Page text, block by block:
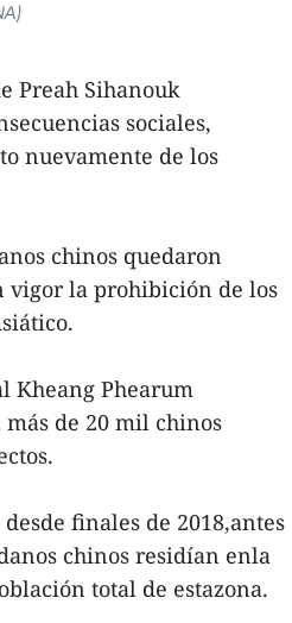
Preah Sihanouk
sociales,
nuevamente de los
chinos quedaron
vigor la prohibición de los
Kheang Phearum
de 20 mil chinos
finales de 2018,antes
chinos residían enla
total de estazona.